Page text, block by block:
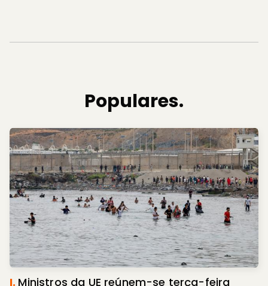
Populares.
I. Ministros da UE reúnem-se terça-feira